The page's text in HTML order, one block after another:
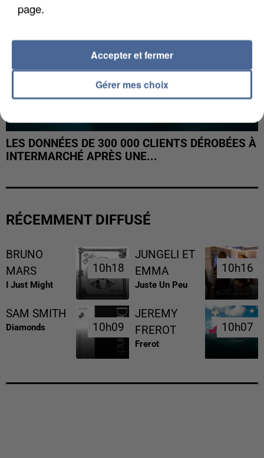
LES DONNÉES DE 300 000 CLIENTS DÉROBÉES À
INTERMARCHÉ APRÈS UNE...
RÉCEMMENT DIFFUSÉ
BRUNO
MARS
I Just Might
10h18
10h18
JUNGELI ET
EMMA
Juste Un Peu
10h16
10h16
SAM SMITH
Diamonds 10h09
10h09
JEREMY
FREROT
Frerot
10h07
10h07
page.
Gérer mes choix
Accepter et fermer